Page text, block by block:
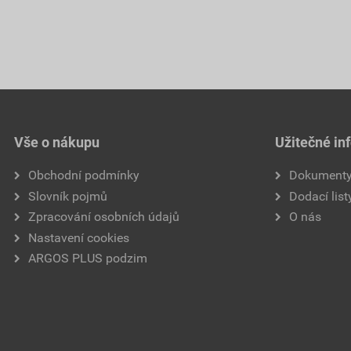
Vše o nákupu
Obchodní podmínky
Slovník pojmů
Zpracování osobních údajů
Nastavení cookies
ARGOS PLUS podzim
Užitečné
Dokumenty
Dodací
O nás